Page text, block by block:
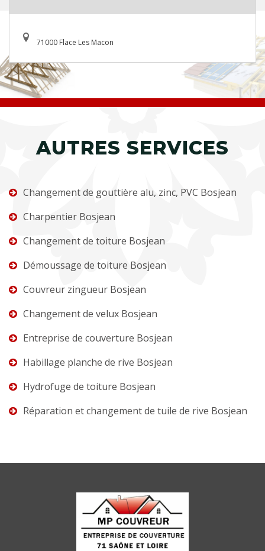
71000 Flace Les Macon
AUTRES SERVICES
Changement de gouttière alu, zinc, PVC Bosjean
Charpentier Bosjean
Changement de toiture Bosjean
Démoussage de toiture Bosjean
Couvreur zingueur Bosjean
Changement de velux Bosjean
Entreprise de couverture Bosjean
Habillage planche de rive Bosjean
Hydrofuge de toiture Bosjean
Réparation et changement de tuile de rive Bosjean